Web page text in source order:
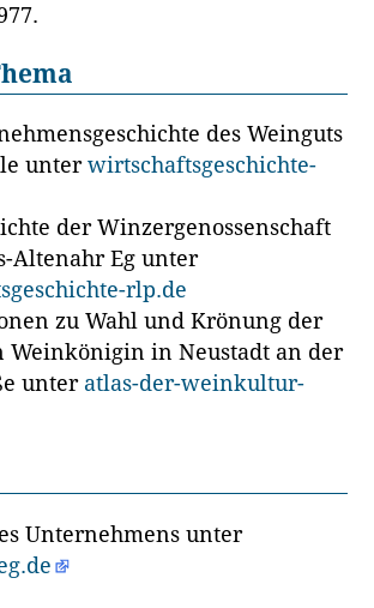
des Weinguts
unterwirtschaftsgeschichte-
der Winzergenossenschaft
Altenahr Eg unter
rlp.de
zu Wahl und Krönung der
Weinkönigin in Neustadt an der
unter atlas-der-weinkultur-
Unternehmens unter